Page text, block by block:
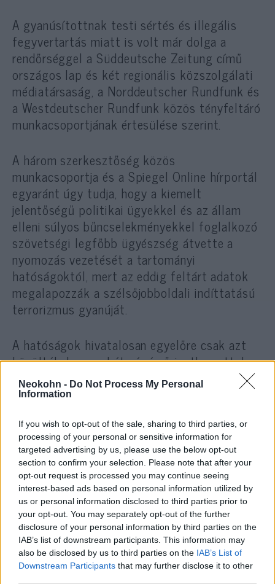
Neokohn - Do Not Process My Personal
Information
If you wish to opt-out of the sale, sharing to third parties, or
processing of your personal or sensitive information for
targeted advertising by us, please use the below opt-out
section to confirm your selection. Please note that after your
opt-out request is processed you may continue seeing
interest-based ads based on personal information utilized by
us or personal information disclosed to third parties prior to
your opt-out. You may separately opt-out of the further
disclosure of your personal information by third parties on the
IAB’s list of downstream participants. This information may
also be disclosed by us to third parties on the IAB’s List of
Downstream Participants that may further disclose it to other
A gyanúsítottnak testi sértés és illegális
fegyvertartás miatt is volt már dolga a
rendőrséggel a Süddeutsche Zeitung című
országos lap és két regionális közszolgálati
médiatársaság, a Norddeutscher Rundfunk és
a Westdeutscher Rundfunk közös tényfeltáró
munkacsoportjának értesülése szerint.
A három szerkesztőség közös
munkacsoportja és a Spiegel Online hírportál
egyaránt úgy tudja, hogy a kiemelt
jelentőségű politikai ügyekkel és az állam
elleni súlyos bűncselekményekkel foglalkozó
szövetségi legfőbb ügyészség átvette a
nyomozás vezetését a tartományi
hatóságoktól, mert az eddig feltárt adatok
megalapozzák a szélsőjobboldali indíttatású
terrorizmus gyanúját.
A hatóságok hivatalosan egyelőre csak azt
közölték, hogy a hét végén őrizetbe vettek
egy 45 éves férfit, aki alaposan gyanúsítható
Walter Lübcke meggyilkolásával, és nem
őrizetbe vettek és kihallgatása után
elengedtek.
Walter Lübckét, a Kereszténydemokrata Unió
(CDU) politikusát június 2-ra virradóra holtan
találták családi háza kertjében. Kézi
lőfegyverrel, közvetlen közelről leadott
fejlövés oltotta ki az életét. A fegyvert nem
találták meg, az áldozat nem hagyott hátra
búcsúlevelet.